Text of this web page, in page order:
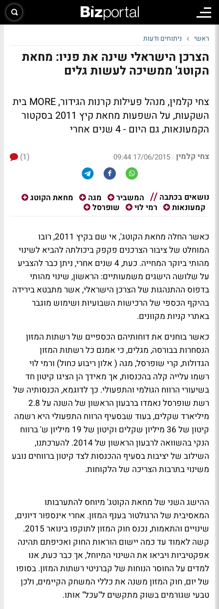
ראשי ניתוחים ודעות
הצרכן הישראלי שינה את פניו: מחאת
הקוטג' ממשיכה לעשות גלים
צחי קלמין, מנהל פעילות קרנות הגידור, MORE בית
השקעות, על השפעות מחאת קיץ 2011 בסקטור
הקמעונאות, גם היום - 4 שנים אחרי
צחי קלמין |
17/06/2015 09:44
(1)
נושאים בכתבה המשביר מגה
מחאת הקוטג
קמעונאות
רמי לוי שופרסל
כאשר החלה מחאת הקוטג', אי שם בקיץ 2011, רובו
המוחלט של ציבור הצרכנים פקפק ביכולתה להביא לשינוי
מהותי ביוקר המחייה. כעת, 4 שנים אחרי, ניתן כבר להצביע
על שלושה הישגים משמעותיים: הראשון, שינוי מהותי
בדפוס ההתנהגות של הצרכן הישראלי, אשר מתבטא בירידה
בהיקף הכספי של הרכישות השבועיות ושימוש מוגבר
באתרי קניות מקוונים.
כאשר בוחנים את דוחותיהם הכספיים של רשתות המזון
הנסחרות בבורסה, מגלים, כי אמנם כל רשתות המזון
הגדולות, קרי שופרסל, מגה ( אלון ריבוע כחול) ורמי לוי
רשמו עלייה קלה בהכנסות, אך מאידך הן הציגו קיטון חד
בשיעורי הרווח הגולמי והתפעולי. כך לדוגמא, הכנסותיה של
רשת שופרסל נאמדו ברבעון הראשון של השנה על 2.8
מיליארד שקלים, בעוד שבסעיף הרווח התפעולי היא רשמה
קיטון של 36 מיליון שקלים וקיטון של 19 מיליון ש' ברווח
הנקי בהשוואה לרבעון הראשון של 2014. להערכתנו,
השילוב של יציבות בסעיף ההכנסות לצד קיטון ברווחים נובע
משינוי בתרבות הצריכה של הלקוחות.
ההישג השני של מחאת הקוטג' מיוחס להתערבותו
המאסיבית של הרגולטור בענף המזון. אחרי אינספור דיונים,
שינויים והתאמות, נכנס חוק המזון לתוקפו בינואר 2015.
קשה לאמוד עד כמה יישום הוראות החוק ואכיפתם תהינה
אפקטיביות ויביאו את השינוי המיוחל, אך כבר כעת, אנו
למדים על החוסר הנוחות של קברניטי רשתות המזון. בסופו
של יום, חוק המזון משנה את כללי המשחק הקיימים, ולכן
טבעי שגורמים בשוק מתקשים ל"עכל" אותו.